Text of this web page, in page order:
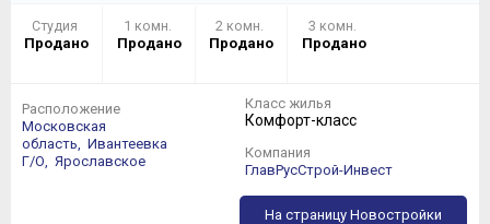
Студия
Продано
1 комн.
Продано
2 комн.
Продано
3 комн.
Продано
Расположение
Московская
область, Ивантеевка
Г/О, Ярославское
Класс жилья
Комфорт-класс
Компания
ГлавРусСтрой-Инвест
На страницу Новостройки